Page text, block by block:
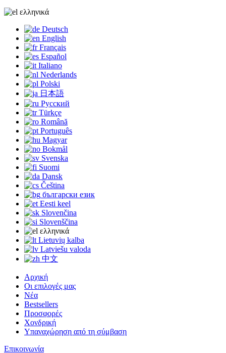
ελληνικά
Deutsch
English
Français
Español
Italiano
Nederlands
Polski
日本語
Русский
Türkçe
Română
Português
Magyar
Bokmål
Svenska
Suomi
Dansk
Čeština
български език
Eesti keel
Slovenčina
Slovenščina
ελληνικά
Lietuvių kalba
Latviešu valoda
中文
Αρχική
Οι επιλογές μας
Νέα
Bestsellers
Προσφορές
Χονδρική
Υπαναχώρηση από τη σύμβαση
Επικοινωνία